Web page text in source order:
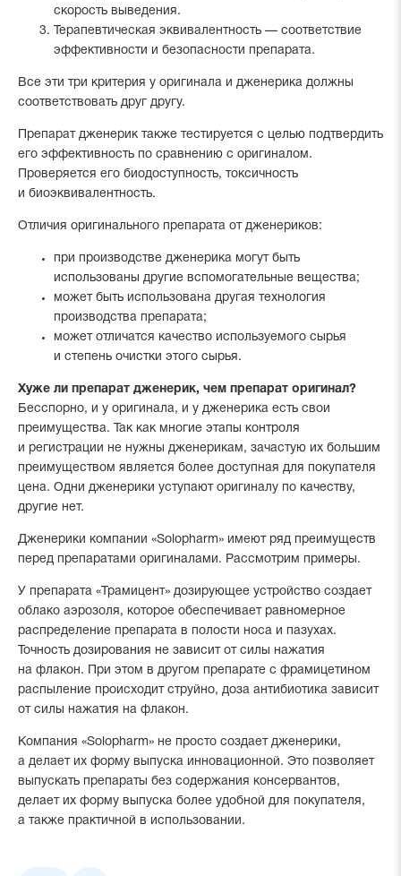
скорость выведения.
Терапевтическая эквивалентность — соответствие
эффективности и безопасности препарата.
Все эти три критерия у оригинала и дженерика должны
соответствовать друг другу.
Препарат дженерик также тестируется с целью подтвердить
его эффективность по сравнению с оригиналом.
Проверяется его биодоступность, токсичность
и биоэквивалентность.
Отличия оригинального препарата от дженериков:
при производстве дженерика могут быть
использованы другие вспомогательные вещества;
может быть использована другая технология
производства препарата;
может отличатся качество используемого сырья
и степень очистки этого сырья.
Хуже ли препарат дженерик, чем препарат оригинал?
Бесспорно, и у оригинала, и у дженерика есть свои
преимущества. Так как многие этапы контроля
и регистрации не нужны дженерикам, зачастую их большим
преимуществом является более доступная для покупателя
цена. Одни дженерики уступают оригиналу по качеству,
другие нет.
Дженерики компании «Solopharm» имеют ряд преимуществ
перед препаратами оригиналами. Рассмотрим примеры.
У препарата «Трамицент» дозирующее устройство создает
облако аэрозоля, которое обеспечивает равномерное
распределение препарата в полости носа и пазухах.
Точность дозирования не зависит от силы нажатия
на флакон. При этом в другом препарате с фрамицетином
распыление происходит струйно, доза антибиотика зависит
от силы нажатия на флакон.
Компания «Solopharm» не просто создает дженерики,
а делает их форму выпуска инновационной. Это позволяет
выпускать препараты без содержания консервантов,
делает их форму выпуска более удобной для покупателя,
а также практичной в использовании.